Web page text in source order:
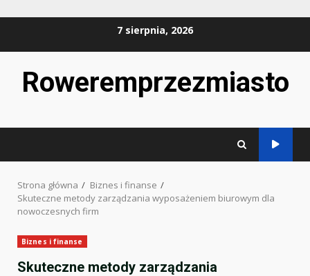
7 sierpnia, 2026
Roweremprzezmiasto
Strona główna
Biznes i finanse
Skuteczne metody zarządzania wyposażeniem biurowym dla
nowoczesnych firm
Biznes i finanse
Skuteczne metody zarządzania